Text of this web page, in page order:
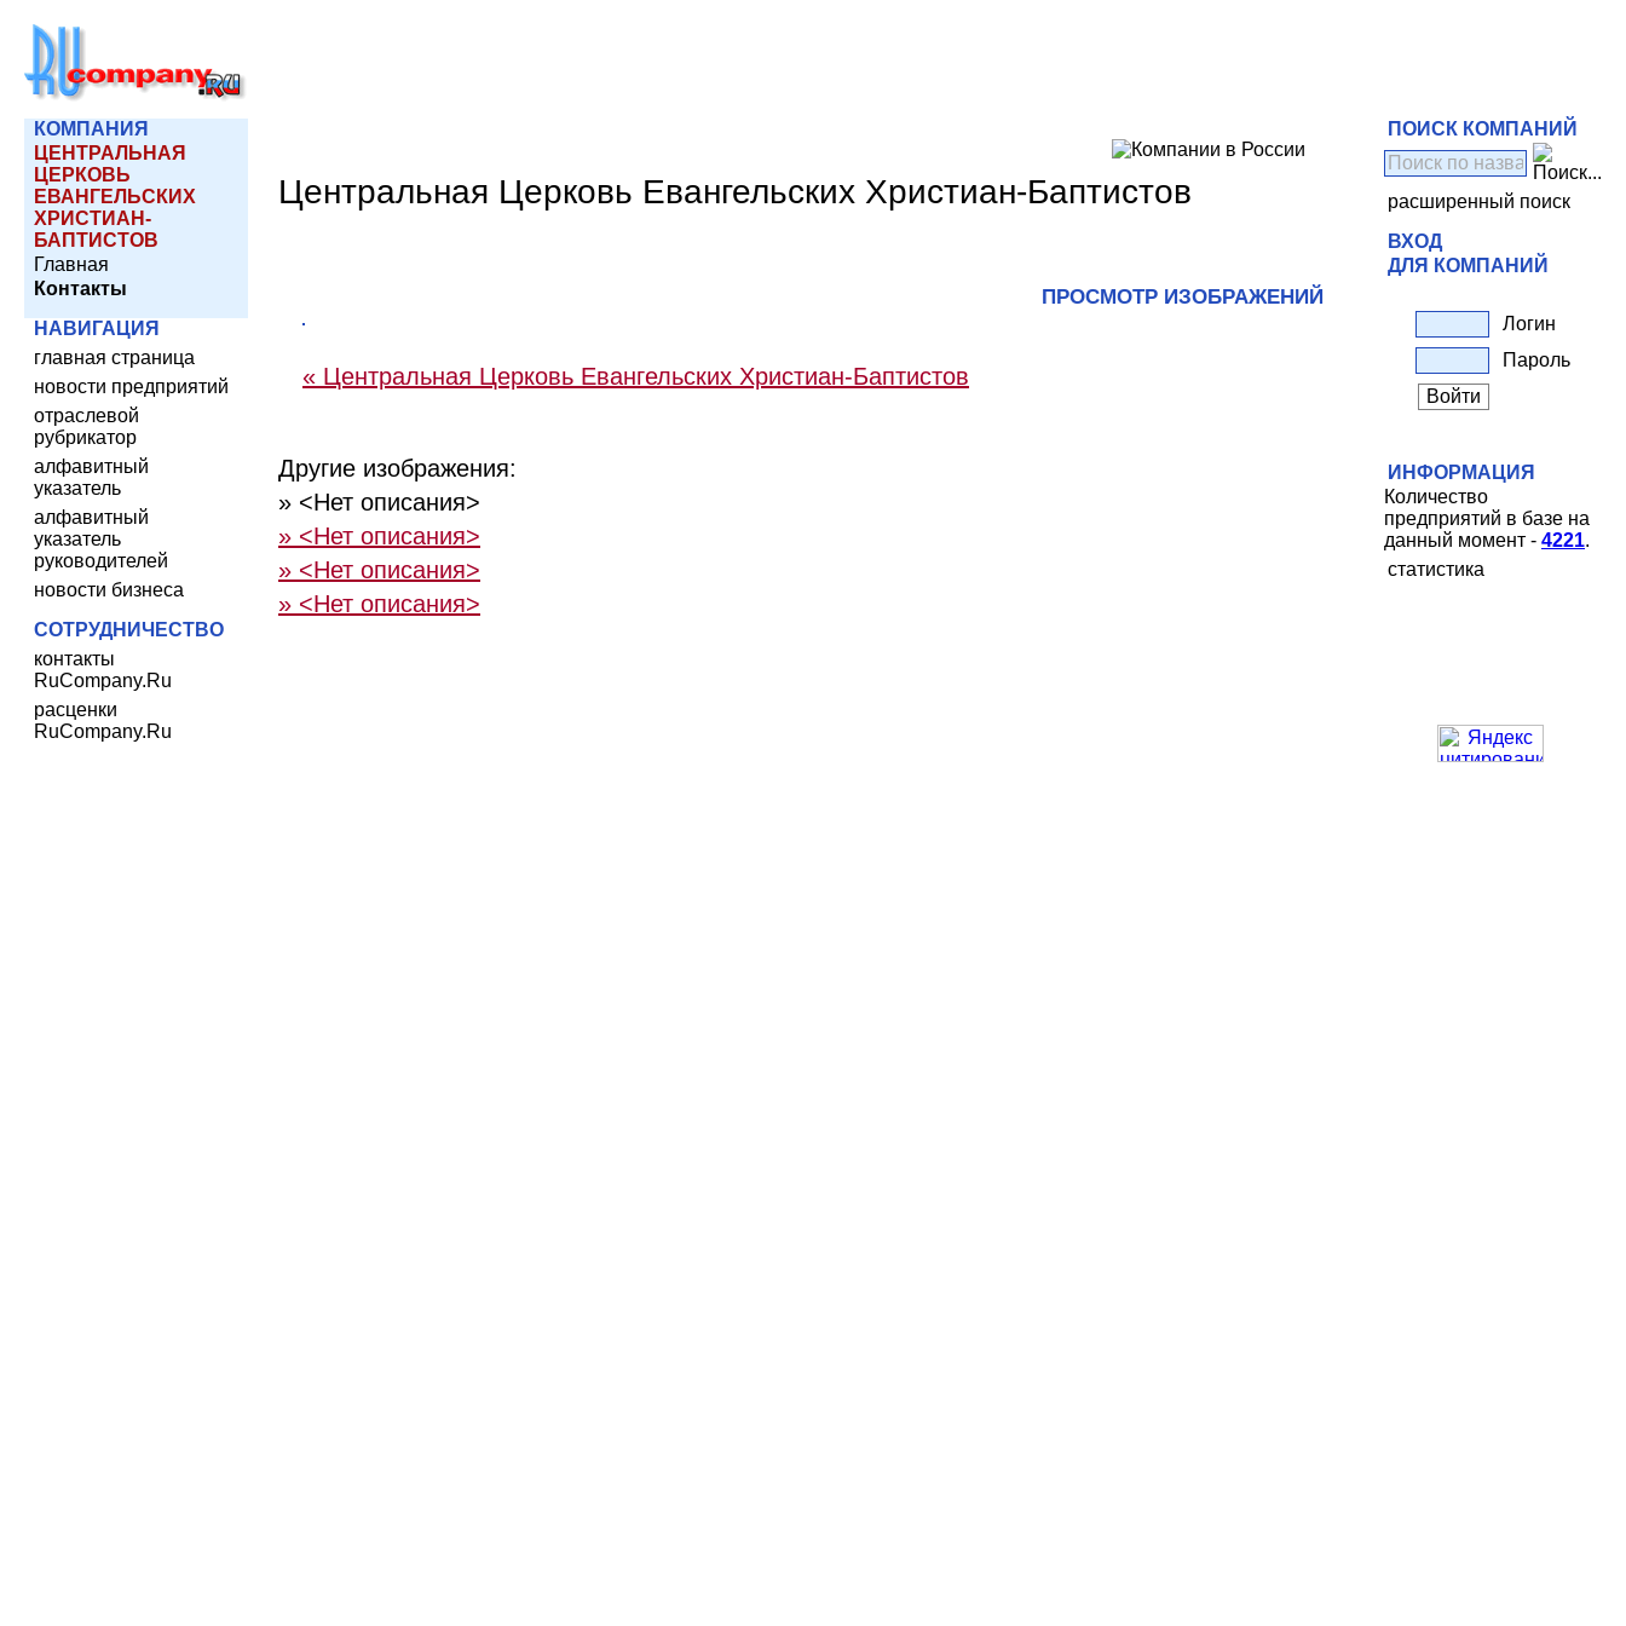
КОМПАНИЯ
ЦЕНТРАЛЬНАЯ
ЦЕРКОВЬ
ЕВАНГЕЛЬСКИХ
ХРИСТИАН-
БАПТИСТОВ
Главная
Контакты
НАВИГАЦИЯ
главная страница
новости предприятий
отраслевой
рубрикатор
алфавитный
указатель
алфавитный
указатель
руководителей
новости бизнеса
СОТРУДНИЧЕСТВО
контакты
RuCompany.Ru
расценки
RuCompany.Ru
Центральная Церковь Евангельских Христиан-Баптистов
ПРОСМОТР ИЗОБРАЖЕНИЙ
« Центральная Церковь Евангельских Христиан-Баптистов
Другие изображения:
» <Нет описания>
» <Нет описания>
» <Нет описания>
» <Нет описания>
ПОИСК КОМПАНИЙ
расширенный поиск
ВХОД
ДЛЯ КОМПАНИЙ
Логин
Пароль
ИНФОРМАЦИЯ
Количество
предприятий в базе на
данный момент - 4221.
статистика